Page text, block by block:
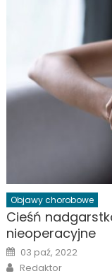
Objawy chorobowe
Cieśń
nieoperacyjne
Posted
on
03 paź, 2022
Author
Redaktor